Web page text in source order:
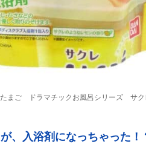
まご ドラマチックお風呂シリーズ サク
、入浴剤になっちゃった！